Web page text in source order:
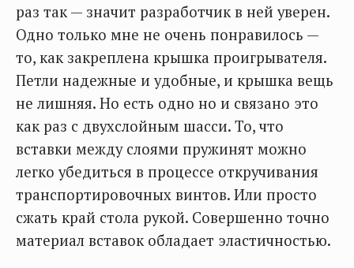
раз так — значит разработчик в ней уверен.
Одно только мне не очень понравилось —
то, как закреплена крышка проигрывателя.
Петли надежные и удобные, и крышка вещь
не лишняя. Но есть одно но и связано это
как раз с двухслойным шасси. То, что
вставки между слоями пружинят можно
легко убедиться в процессе откручивания
транспортировочных винтов. Или просто
сжать край стола рукой. Совершенно точно
материал вставок обладает эластичностью.